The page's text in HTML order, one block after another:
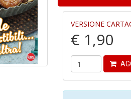
VERSIONE
€ 1,90